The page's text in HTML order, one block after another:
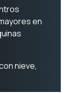
en
nieve,